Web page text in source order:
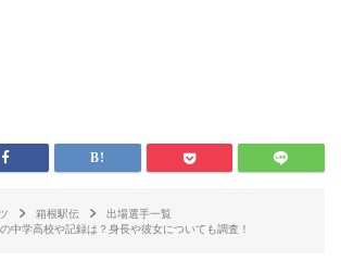
箱根駅伝
出場選手一覧
中学高校や記録は？身長や彼女についても調査！